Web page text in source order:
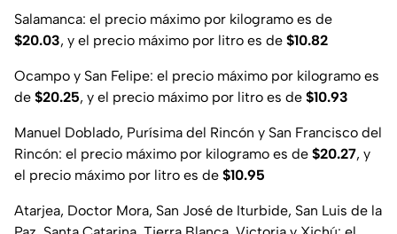
Salamanca: el precio máximo por kilogramo es de
$20.03, y el precio máximo por litro es de $10.82
Ocampo y San Felipe: el precio máximo por kilogramo es
de $20.25, y el precio máximo por litro es de $10.93
Manuel Doblado, Purísima del Rincón y San Francisco del
Rincón: el precio máximo por kilogramo es de $20.27, y
el precio máximo por litro es de $10.95
Atarjea, Doctor Mora, San José de Iturbide, San Luis de la